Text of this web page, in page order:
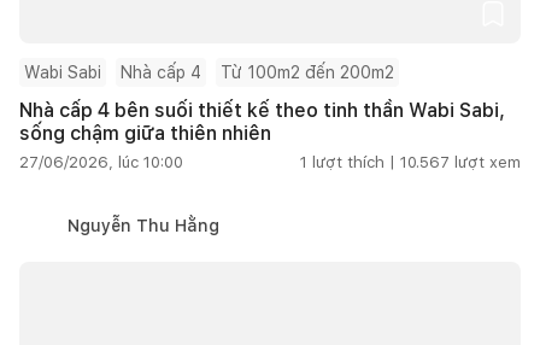
Wabi Sabi Nhà cấp 4 Từ 100m2 đến 200m2
Nhà cấp 4 bên suối thiết kế theo tinh thần Wabi Sabi,
sống chậm giữa thiên nhiên
27/06/2026, lúc 10:00 1 lượt thích | 10.567 lượt xem
Nguyễn Thu Hằng